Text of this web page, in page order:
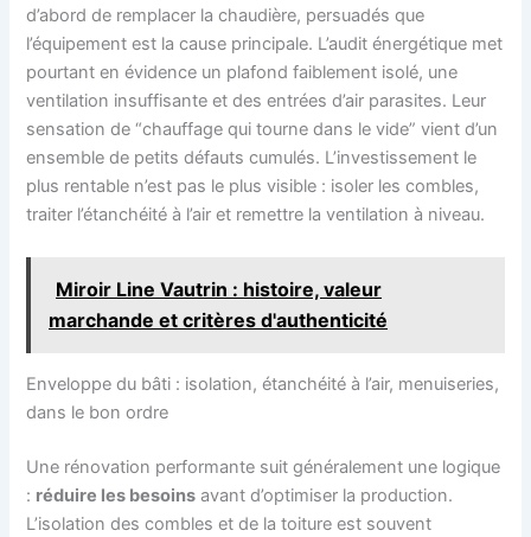
d’abord de remplacer la chaudière, persuadés que
l’équipement est la cause principale. L’audit énergétique met
pourtant en évidence un plafond faiblement isolé, une
ventilation insuffisante et des entrées d’air parasites. Leur
sensation de “chauffage qui tourne dans le vide” vient d’un
ensemble de petits défauts cumulés. L’investissement le
plus rentable n’est pas le plus visible : isoler les combles,
traiter l’étanchéité à l’air et remettre la ventilation à niveau.
Miroir Line Vautrin : histoire, valeur
marchande et critères d'authenticité
Enveloppe du bâti : isolation, étanchéité à l’air, menuiseries,
dans le bon ordre
Une rénovation performante suit généralement une logique
: réduire les besoins avant d’optimiser la production.
L’isolation des combles et de la toiture est souvent